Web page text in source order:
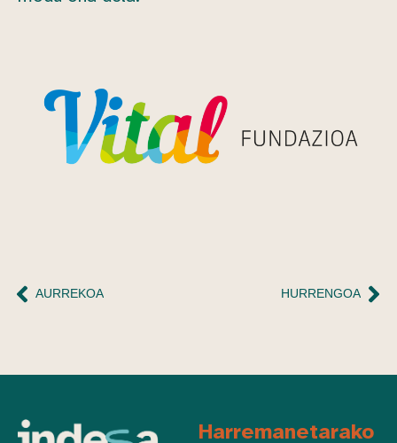
AURREKOA HURRENGOA
Harremanetarako